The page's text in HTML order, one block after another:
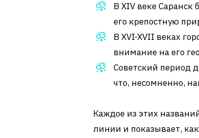
В XIV веке Саранск
его крепостную
В XVI-XVII веках
внимание на его
Советский период
что, несомненно,
Каждое из этих
линии и показывает,